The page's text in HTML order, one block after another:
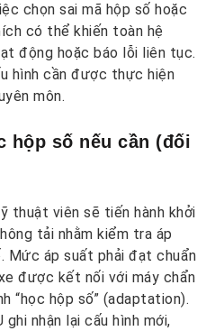
chọn sai mã hộp số hoặc
có thể khiến toàn hệ
động hoặc báo lỗi liên tục.
hình cần được thực hiện
môn.
hộp số nếu cần (đối
thuật viên sẽ tiến hành khởi
tải nhằm kiểm tra áp
Mức áp suất phải đạt chuẩn
được kết nối với máy chẩn
“học hộp số” (adaptation).
nhận lại cấu hình mới,